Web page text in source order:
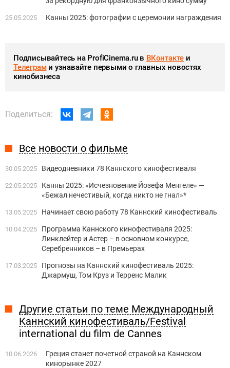
25.05.2025 Канны 2025: фотографии с церемонии награждения
Подписывайтесь на ProfiCinema.ru в ВКонтакте и
Телеграми узнавайте первыми о главных новостях
кинобизнеса
Поделиться:
Все новости о фильме
30.05.2025 Видеодневники 78 Каннского кинофестиваля
22.05.2025
Канны 2025: «Исчезновение Йозефа Менгеле» —
«Бежал нечестивый, когда никто не гнал»*
13.05.2025 Начинает свою работу 78 Каннский кинофестиваль
10.04.2025
Программа Каннского кинофестиваля 2025:
Линклейтер и Астер – в основном конкурсе,
Серебренников – в Премьерах
17.03.2025
Прогнозы на Каннский кинофестиваль 2025:
Джармуш, Том Круз и Терренс Малик
Другие статьи по теме Международный
Каннский кинофестиваль/Festival
international du film de Cannes
10.06.2026
Греция станет ​​почетной страной на Каннском
кинорынке 2027